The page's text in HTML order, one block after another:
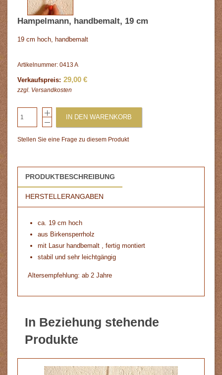
Hampelmann, handbemalt, 19 cm
19 cm hoch, handbemalt
Artikelnummer: 0413 A
Verkaufspreis: 29,00 €
zzgl. Versandkosten
IN DEN WARENKORB
Stellen Sie eine Frage zu diesem Produkt
PRODUKTBESCHREIBUNG
HERSTELLERANGABEN
ca. 19 cm hoch
aus Birkensperrholz
mit Lasur handbemalt , fertig montiert
stabil und sehr leichtgängig
Altersempfehlung: ab 2 Jahre
In Beziehung stehende
Produkte